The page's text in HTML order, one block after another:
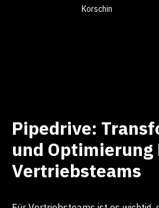
Pipedrive:
und Optimierung
Vertriebsteams